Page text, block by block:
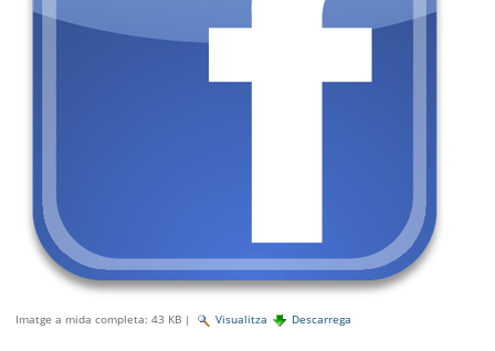
Imatge a mida completa: 43 KB | Visualitza Descarrega